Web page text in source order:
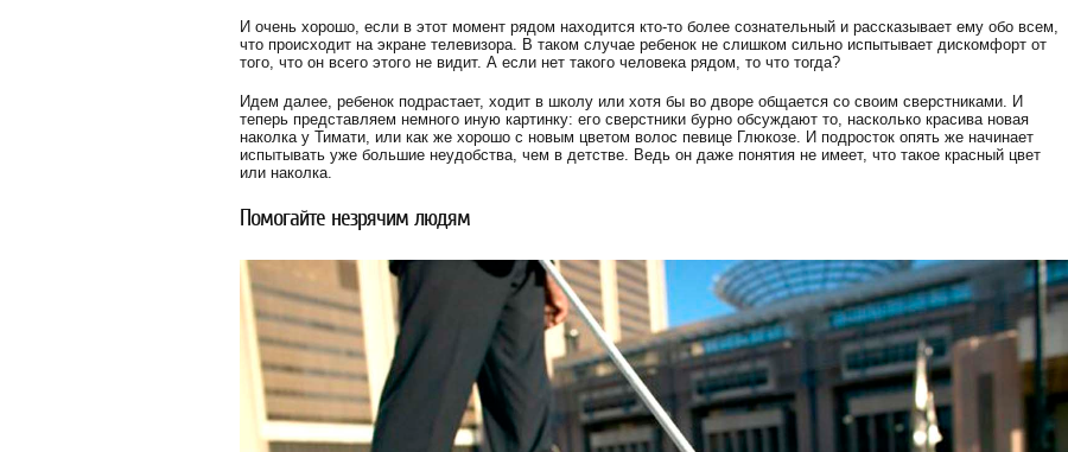
И очень хорошо, если в этот момент рядом находится кто-то более сознательный и рассказывает ему обо всем,
что происходит на экране телевизора. В таком случае ребенок не слишком сильно испытывает дискомфорт от
того, что он всего этого не видит. А если нет такого человека рядом, то что тогда?
Идем далее, ребенок подрастает, ходит в школу или хотя бы во дворе общается со своим сверстниками. И
теперь представляем немного иную картинку: его сверстники бурно обсуждают то, насколько красива новая
наколка у Тимати, или как же хорошо с новым цветом волос певице Глюкозе. И подросток опять же начинает
испытывать уже большие неудобства, чем в детстве. Ведь он даже понятия не имеет, что такое красный цвет
или наколка.
Помогайте незрячим людям